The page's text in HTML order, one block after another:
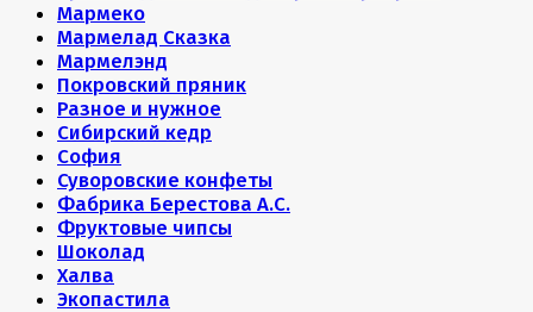
Мармеко
Мармелад Сказка
Мармелэнд
Покровский пряник
Разное и нужное
Сибирский кедр
София
Суворовские конфеты
Фабрика Берестова А.С.
Фруктовые чипсы
Шоколад
Халва
Экопастила